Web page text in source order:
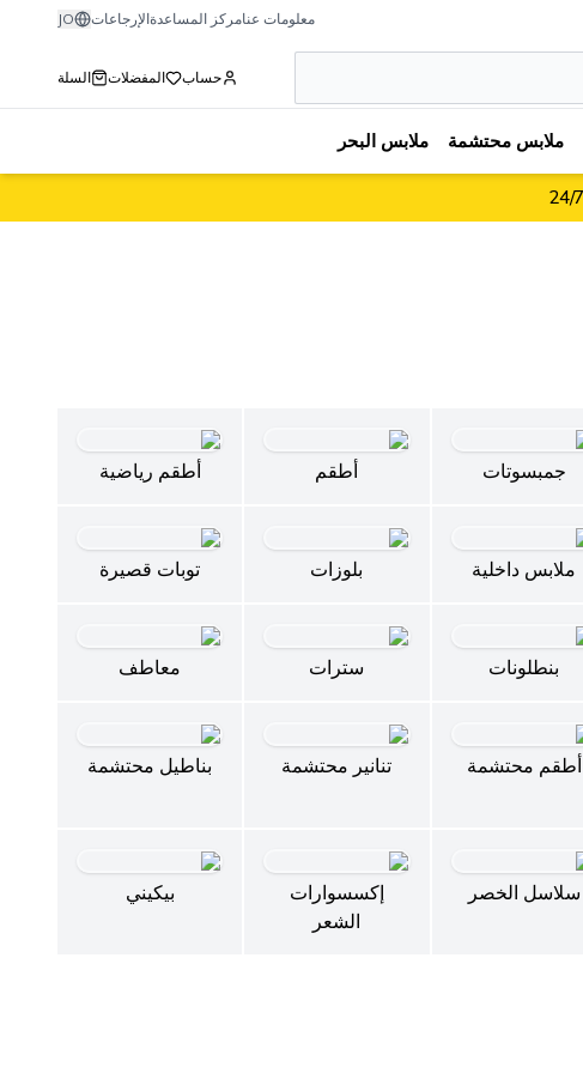
معلومات عنامركز المساعدةالإرجاعات JO
حساب المفضلات السلة
ملابس محتشمة ملابس البحر
جمبسوتات أطقم أطقم رياضية
ملابس داخلية بلوزات توبات قصيرة
بنطلونات سترات معاطف
أطقم محتشمة تنانير محتشمة بناطيل محتشمة
سلاسل الخصر
إكسسوارات
الشعر
بيكيني